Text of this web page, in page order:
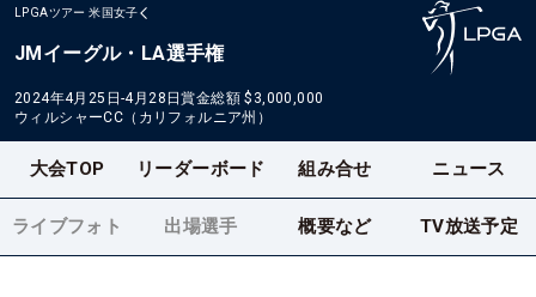
LPGAツアー 米国女子
JMイーグル・LA選手権
2024年4月25日-4月28日賞金総額 $3,000,000
ウィルシャーCC（カリフォルニア州）
大会TOP リーダーボード 組み合せ ニュース
ライブフォト 出場選手 概要など TV放送予定